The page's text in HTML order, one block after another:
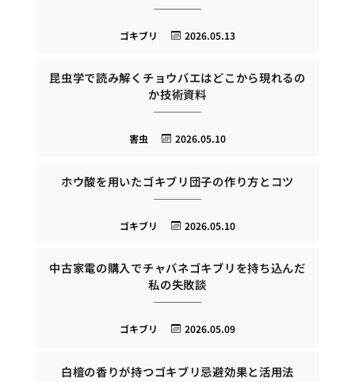
2026.05.13
ゴキブリ
昆虫学で読み解くチョウバエはどこから現れるの
か技術資料
2026.05.10
害虫
ホウ酸を用いたゴキブリ団子の作り方とコツ
2026.05.10
ゴキブリ
中古家電の購入でチャバネゴキブリを持ち込んだ
私の失敗談
2026.05.09
ゴキブリ
白檀の香りが持つゴキブリ忌避効果と活用法